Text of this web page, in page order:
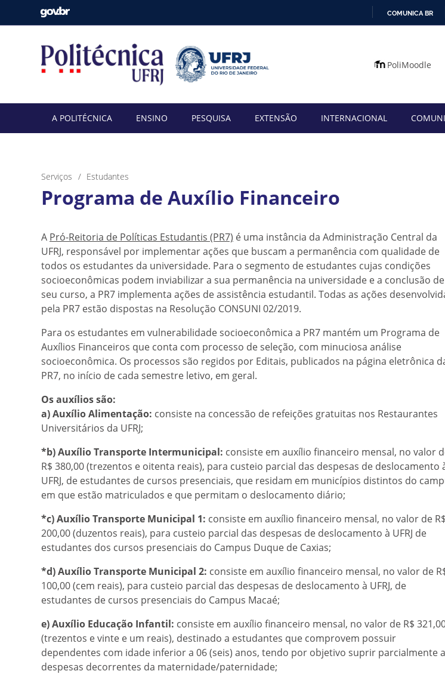
O
COMUNICA BR
PoliMoodle
A POLITÉCNICA ENSINO PESQUISA EXTENSÃO INTERNACIONAL
Serviços Estudantes
Programa de Auxílio Financeiro
A Pró-Reitoria de Políticas Estudantis (PR7) é uma instância da Administração Central da
UFRJ, responsável por implementar ações que buscam a permanência com qualidade de
todos os estudantes da universidade. Para o segmento de estudantes cujas condições
socioeconômicas podem inviabilizar a sua permanência na universidade e a conclusão de
seu curso, a PR7 implementa ações de assistência estudantil. Todas as ações
pela PR7 estão dispostas na Resolução CONSUNI 02/2019.
Para os estudantes em vulnerabilidade socioeconômica a PR7 mantém um Programa de
Auxílios Financeiros que conta com processo de seleção, com minuciosa análise
socioeconômica. Os processos são regidos por Editais, publicados na página eletrônica
PR7, no início de cada semestre letivo, em geral.
Os auxílios são:
a) Auxílio Alimentação: consiste na concessão de refeições gratuitas nos Restaurantes
Universitários da UFRJ;
*b) Auxílio Transporte Intermunicipal: consiste em auxílio financeiro mensal, no valor
R$ 380,00 (trezentos e oitenta reais), para custeio parcial das despesas de deslocamento
UFRJ, de estudantes de cursos presenciais, que residam em municípios distintos do
em que estão matriculados e que permitam o deslocamento diário;
*c) Auxílio Transporte Municipal 1: consiste em auxílio financeiro mensal, no valor de R$
200,00 (duzentos reais), para custeio parcial das despesas de deslocamento à UFRJ de
estudantes dos cursos presenciais do Campus Duque de Caxias;
*d) Auxílio Transporte Municipal 2: consiste em auxílio financeiro mensal, no valor de
100,00 (cem reais), para custeio parcial das despesas de deslocamento à UFRJ, de
estudantes de cursos presenciais do Campus Macaé;
e) Auxílio Educação Infantil: consiste em auxílio financeiro mensal, no valor de R$
(trezentos e vinte e um reais), destinado a estudantes que comprovem possuir
dependentes com idade inferior a 06 (seis) anos, tendo por objetivo suprir parcialmente
despesas decorrentes da maternidade/paternidade;